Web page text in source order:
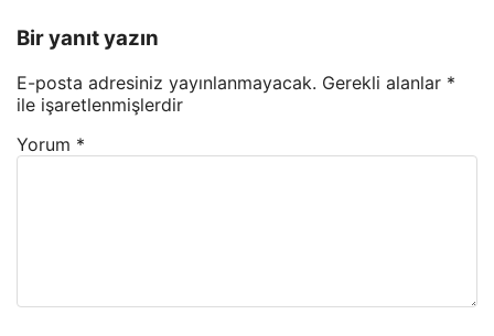
Bir yanıt yazın
E-posta adresiniz yayınlanmayacak. Gerekli alanlar *
ile işaretlenmişlerdir
Yorum *